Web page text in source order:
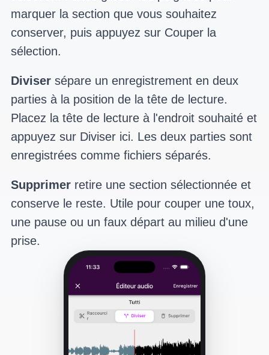
marquer la section que vous souhaitez
conserver, puis appuyez sur Couper la
sélection.
Diviser sépare un enregistrement en deux
parties à la position de la tête de lecture.
Placez la tête de lecture à l'endroit souhaité et
appuyez sur Diviser ici. Les deux parties sont
enregistrées comme fichiers séparés.
Supprimer retire une section sélectionnée et
conserve le reste. Utile pour couper une toux,
une pause ou un faux départ au milieu d'une
prise.